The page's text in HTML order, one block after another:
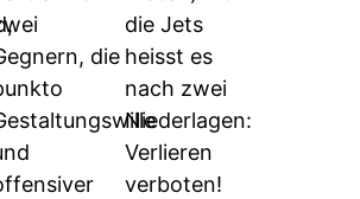
die
die Jets
heisst es
nach zwei
Niederlagen:
Verlieren
verboten!